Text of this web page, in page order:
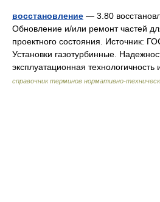
восстановление — 3.80
Обновление и/или ремонт частей
проектного состояния. Источник:
Установки газотурбинные.
эксплуатационная
справочник терминов нормативно-